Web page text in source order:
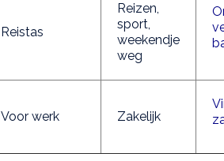
Reistas
Reizen,
sport,
weekendje
weg
Voor werk Zakelijk